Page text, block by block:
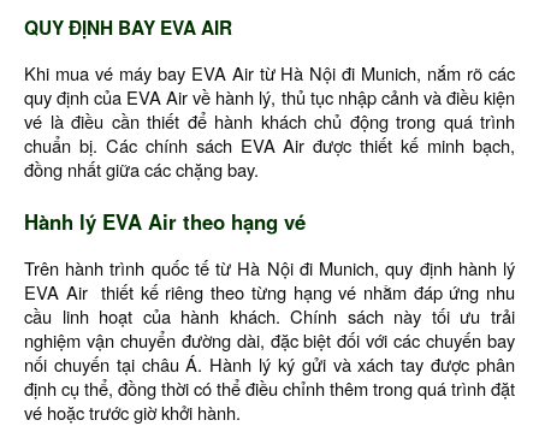
QUY ĐỊNH BAY EVA AIR
Khi mua vé máy bay EVA Air từ Hà Nội đi Munich, nắm rõ các
quy định của EVA Air về hành lý, thủ tục nhập cảnh và điều kiện
vé là điều cần thiết để hành khách chủ động trong quá trình
chuẩn bị. Các chính sách EVA Air được thiết kế minh bạch,
đồng nhất giữa các chặng bay.
Hành lý EVA Air theo hạng vé
Trên hành trình quốc tế từ Hà Nội đi Munich, quy định hành lý
EVA Air thiết kế riêng theo từng hạng vé nhằm đáp ứng nhu
cầu linh hoạt của hành khách. Chính sách này tối ưu trải
nghiệm vận chuyển đường dài, đặc biệt đối với các chuyến bay
nối chuyến tại châu Á. Hành lý ký gửi và xách tay được phân
định cụ thể, đồng thời có thể điều chỉnh thêm trong quá trình đặt
vé hoặc trước giờ khởi hành.